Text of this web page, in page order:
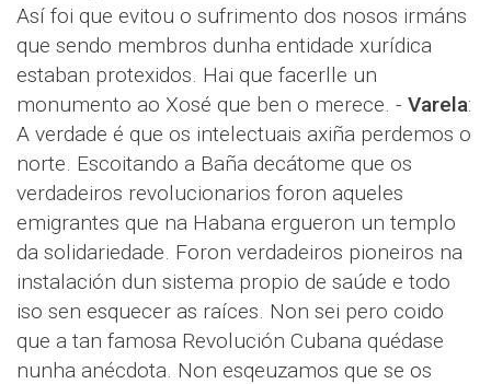
Así foi que evitou o sufrimento dos nosos irmáns
que sendo membros dunha entidade xurídica
estaban protexidos. Hai que facerlle un
monumento ao Xosé que ben o merece. - Varela:
A verdade é que os intelectuais axiña perdemos o
norte. Escoitando a Baña decátome que os
verdadeiros revolucionarios foron aqueles
emigrantes que na Habana ergueron un templo
da solidariedade. Foron verdadeiros pioneiros na
instalación dun sistema propio de saúde e todo
iso sen esquecer as raíces. Non sei pero coido
que a tan famosa Revolución Cubana quédase
nunha anécdota. Non esqeuzamos que se os